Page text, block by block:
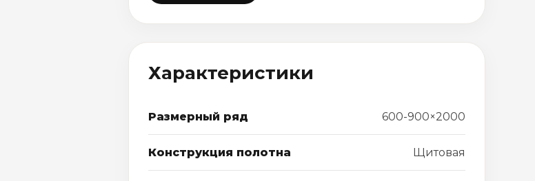
Характеристики
Размерный ряд 600-900×2000
Конструкция полотна Щитовая